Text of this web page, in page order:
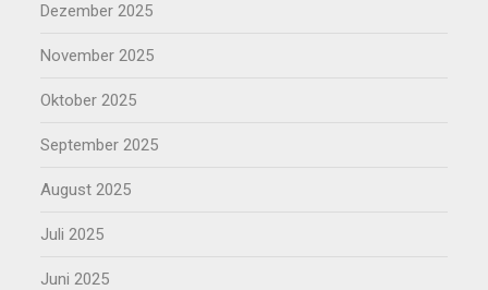
Dezember 2025
November 2025
Oktober 2025
September 2025
August 2025
Juli 2025
Juni 2025